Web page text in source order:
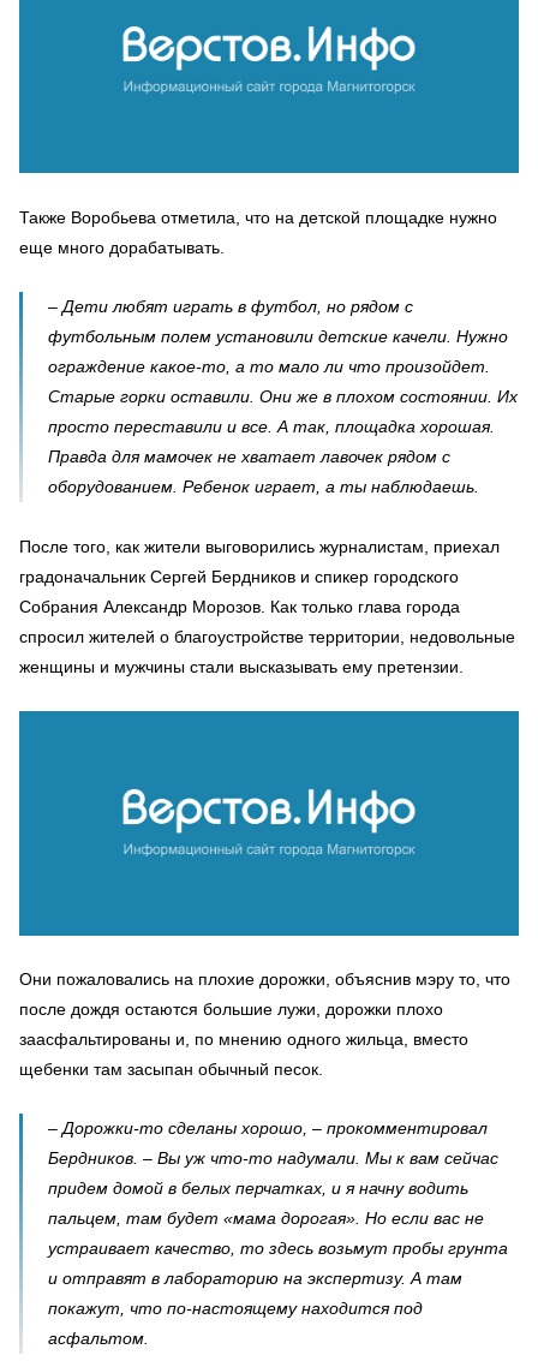
Также Воробьева отметила, что на детской площадке нужно
еще много дорабатывать.
– Дети любят играть в футбол, но рядом с
футбольным полем установили детские качели. Нужно
ограждение какое-то, а то мало ли что произойдет.
Старые горки оставили. Они же в плохом состоянии. Их
просто переставили и все. А так, площадка хорошая.
Правда для мамочек не хватает лавочек рядом с
оборудованием. Ребенок играет, а ты наблюдаешь.
После того, как жители выговорились журналистам, приехал
градоначальник Сергей Бердников и спикер городского
Собрания Александр Морозов. Как только глава города
спросил жителей о благоустройстве территории, недовольные
женщины и мужчины стали высказывать ему претензии.
Они пожаловались на плохие дорожки, объяснив мэру то, что
после дождя остаются большие лужи, дорожки плохо
заасфальтированы и, по мнению одного жильца, вместо
щебенки там засыпан обычный песок.
– Дорожки-то сделаны хорошо, – прокомментировал
Бердников. – Вы уж что-то надумали. Мы к вам сейчас
придем домой в белых перчатках, и я начну водить
пальцем, там будет «мама дорогая». Но если вас не
устраивает качество, то здесь возьмут пробы грунта
и отправят в лабораторию на экспертизу. А там
покажут, что по-настоящему находится под
асфальтом.